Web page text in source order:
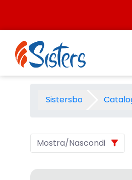
Ink Originali -
Sistersbo
Mostra/Nascondi